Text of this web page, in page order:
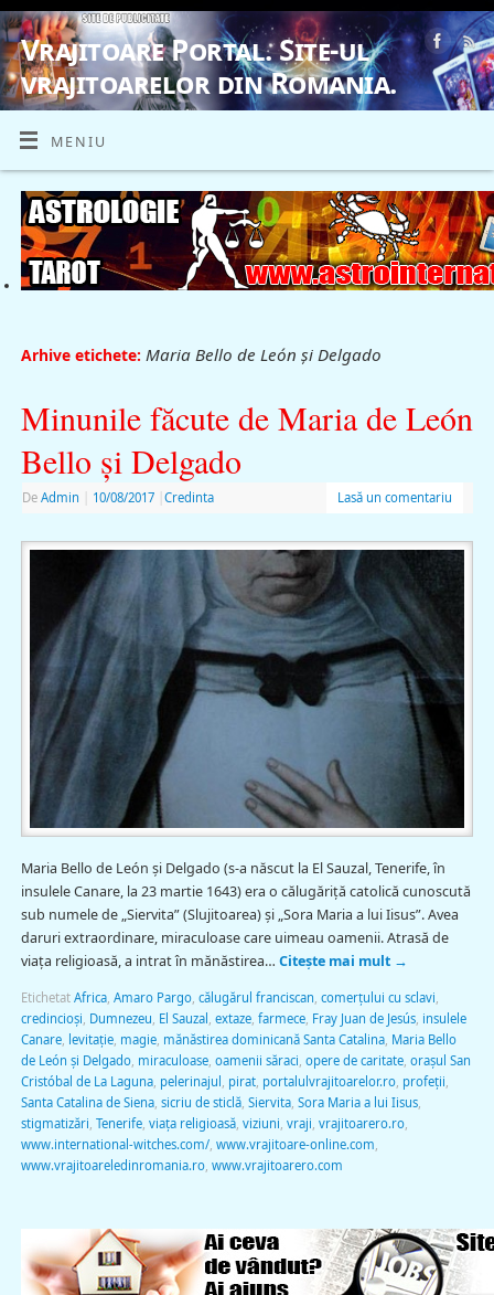
Vrajitoare Portal. Site-ul
vrajitoarelor din Romania.
VRAJITOARE, VRAJITOARELE, VRAJITOARE
MENIU
Arhive etichete: Maria Bello de León şi Delgado
Minunile făcute de Maria de León
Bello şi Delgado
De Admin 10/08/2017 Credinta Lasă un comentariu
Maria Bello de León şi Delgado (s-a născut la El Sauzal, Tenerife, în
insulele Canare, la 23 martie 1643) era o călugăriță catolică cunoscută
sub numele de „Siervita” (Slujitoarea) și „Sora Maria a lui Iisus”. Avea
daruri extraordinare, miraculoase care uimeau oamenii. Atrasă de
viața religioasă, a intrat în mănăstirea… Citește mai mult →
Etichetat Africa, Amaro Pargo, călugărul franciscan comerţului cu sclavi
credincioşi Dumnezeu El Sauzal extaze, farmece, Fray Juan de Jesús, insulele
Canare, levitaţie, magie, mănăstirea dominicană Santa Catalina, Maria Bello
de León şi Delgado, miraculoase, oamenii săraci opere de caritate, orașul San
Cristóbal de La Laguna, pelerinajul pirat, portalulvrajitoarelor.ro, profeții
Santa Catalina de Siena, sicriu de sticlă, Siervita, Sora Maria a lui Iisus,
stigmatizări Tenerife, viața religioasă, viziuni vraji vrajitoarero.ro,
www.international-witches.com/, www.vrajitoare-online.com
www.vrajitoareledinromania.ro, www.vrajitoarero.com